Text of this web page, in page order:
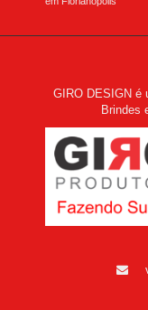
GIRO DESIGN é
Brindes